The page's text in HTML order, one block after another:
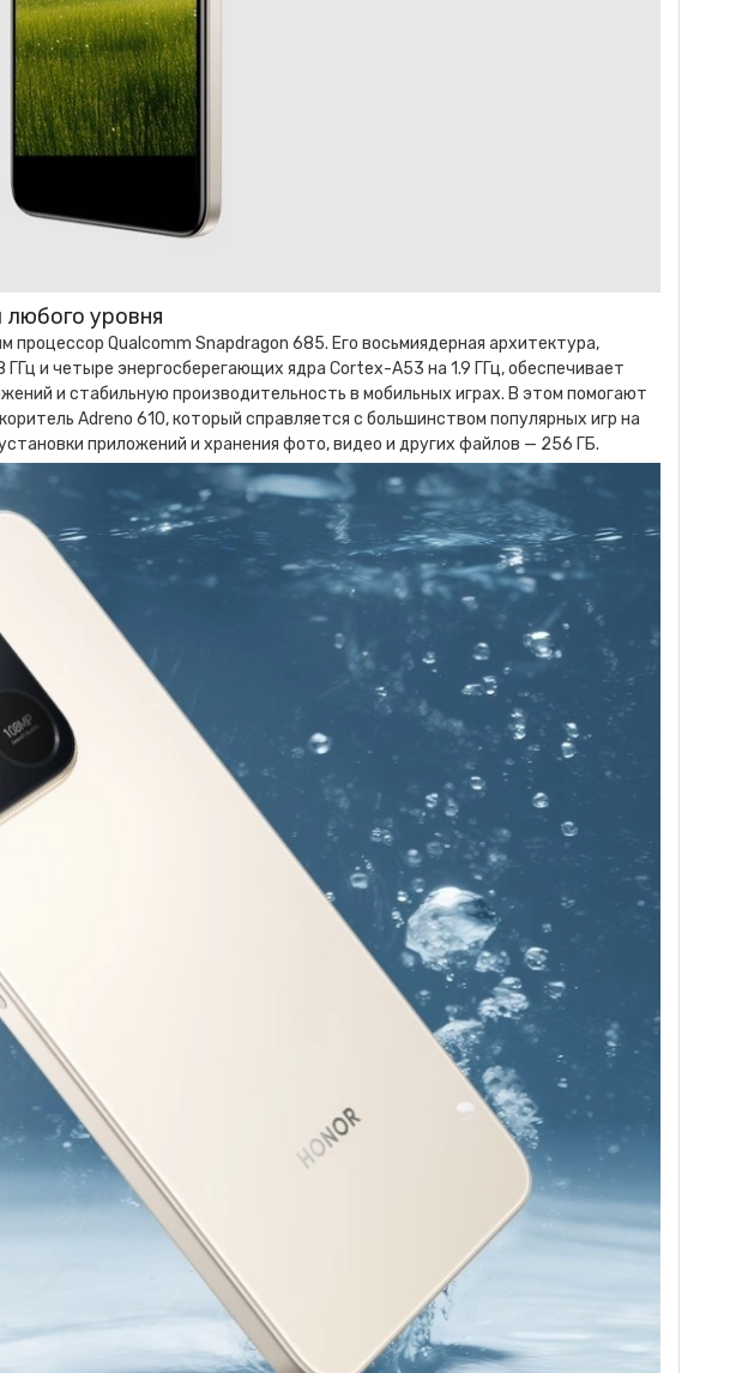
уровня
Qualcomm Snapdragon 685. Его восьмиядерная архитектура,
и четыре энергосберегающих ядра Cortex-A53 на 1.9 ГГц, обеспечивает
и стабильную производительность в мобильных играх. В этом помогают
Adreno 610, который справляется с большинством популярных игр на
приложений и хранения фото, видео и других файлов — 256 ГБ.